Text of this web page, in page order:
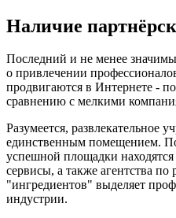
Наличие
Последний и не менее
о привлечении
продвигаются в Интернете -
сравнению с мелкими
Разумеется, развлекательное
единственным помещением.
успешной площадки
сервисы, а также агентства
"ингредиентов" выделяет
индустрии.